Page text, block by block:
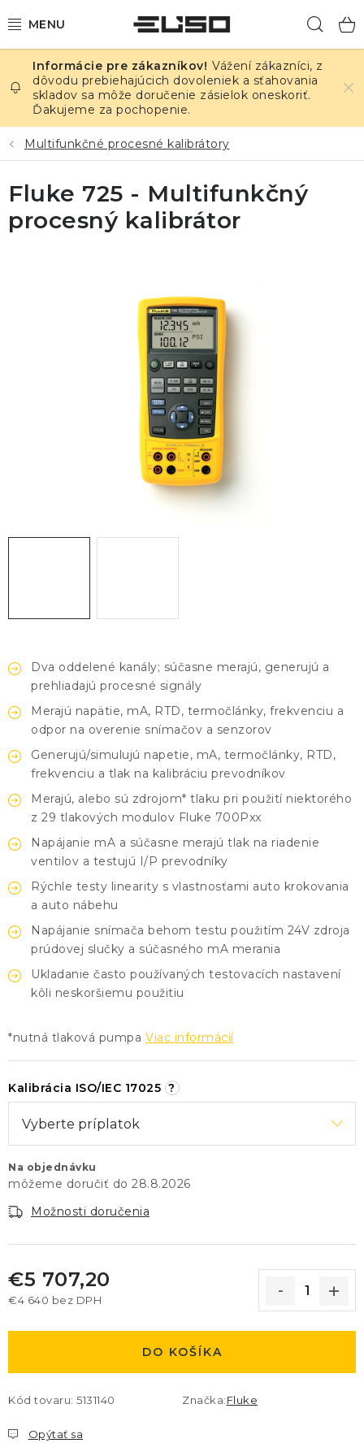
na
ELEKTRINA
TEPLOTA A VLHKOSŤ
TLAK A ÚNIKY
ZÁZNAMNÍKY
GDPR Slovník pojmov
Vážení zákazníci, z
dôvodu prebiehajúcich dovoleniek a sťahovania
skladov sa môže doručenie zásielok oneskoriť.
Ďakujeme za pochopenie.
Multifunkčné procesné kalibrátory
Dva oddelené kanály; súčasne merajú, generujú a
prehliadajú procesné signály
Merajú napätie, mA, RTD, termočlánky, frekvenciu a
odpor na overenie snímačov a senzorov
Generujú/simulujú napetie, mA, termočlánky, RTD,
frekvenciu a tlak na kalibráciu prevodníkov
Merajú, alebo sú zdrojom* tlaku pri použití niektorého
z 29 tlakových modulov Fluke 700Pxx
Napájanie mA a súčasne merajú tlak na riadenie
ventilov a testujú I/P prevodníky
Rýchle testy linearity s vlastnosťami auto krokovania
a auto nábehu
Napájanie snímača behom testu použitím 24V zdroja
prúdovej slučky a súčasného mA merania
Ukladanie často používaných testovacích nastavení
kôli neskoršiemu použitiu
*nutná tlaková pumpa Viac informácií
Kalibrácia ISO/IEC 17025 ?
Na objednávku
28.8.2026
Možnosti doručenia
€5 707,20
€4 640 bez DPH
DO KOŠÍKA
Kód tovaru: 5131140 Značka:Fluke
Opýtať sa
Fluke 725 - Multifunkčný
procesný kalibrátor